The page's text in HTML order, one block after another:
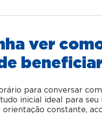
ver
para conversar
inicial ideal para
orientação constante,